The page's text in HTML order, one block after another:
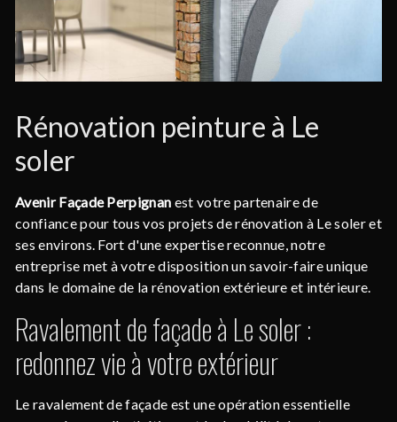
Rénovation peinture à Le
soler
Avenir Façade Perpignan est votre partenaire de
confiance pour tous vos projets de rénovation à Le soler et
ses environs. Fort d'une expertise reconnue, notre
entreprise met à votre disposition un savoir-faire unique
dans le domaine de la rénovation extérieure et intérieure.
Ravalement de façade à Le soler :
redonnez vie à votre extérieur
Le ravalement de façade est une opération essentielle